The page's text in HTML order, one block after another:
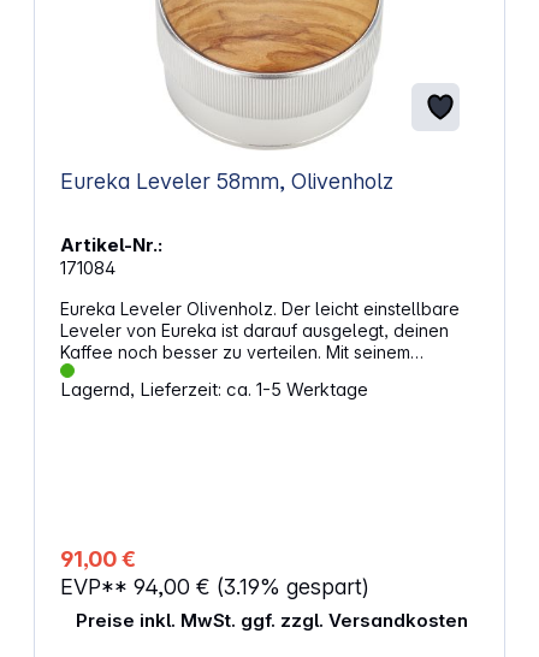
Eureka Leveler 58mm, Olivenholz
Artikel-Nr.:
171084
Eureka Leveler Olivenholz. Der leicht einstellbare
Leveler von Eureka ist darauf ausgelegt, deinen
Kaffee noch besser zu verteilen. Mit seinem
speziellen Verstellmechanismus sorgt er für eine
gleichmäßige und ausgeglichene Kaffeeverteilung.
Angenehmes und komfortables Erlebnis beim
Verteilen des Kaffees. Hochwertige Materialien:
Edelstahlbasis und Griff aus Holz. Durchmesser: 58
mm
Lagernd, Lieferzeit: ca. 1-5 Werktage
91,00 €
EVP** 94,00 € (3.19% gespart)
Preise inkl. MwSt. ggf. zzgl. Versandkosten